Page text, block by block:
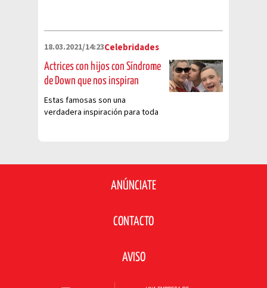
18.03.2021/14:23Celebridades
Actrices con hijos con Síndrome
de Down que nos inspiran
Estas famosas son una
verdadera inspiración para toda
ANÚNCIATE
CONTACTO
AVISO